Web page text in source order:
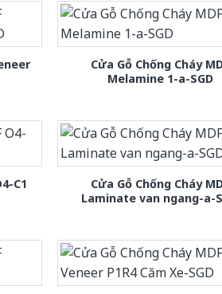
Cửa Gỗ Chống Cháy
Melamine 1-a-SGD
C1
Cửa Gỗ Chống Cháy
Laminate van ngang-a-